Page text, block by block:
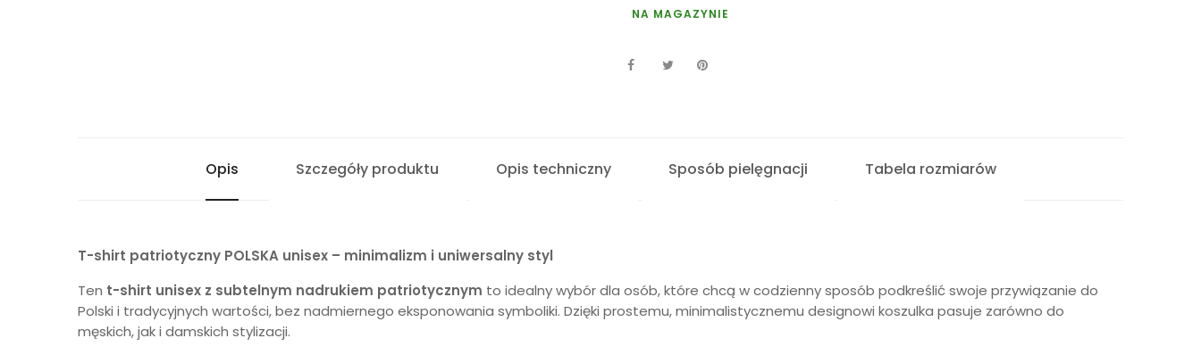
NA MAGAZYNIE
Opis Szczegóły produktu Opis techniczny Sposób pielęgnacji Tabela rozmiarów
T-shirt patriotyczny POLSKA unisex – minimalizm i uniwersalny styl
Ten t-shirt unisex z subtelnym nadrukiem patriotycznym to idealny wybór dla osób, które chcą w codzienny sposób podkreślić swoje przywiązanie do
Polski i tradycyjnych wartości, bez nadmiernego eksponowania symboliki. Dzięki prostemu, minimalistycznemu designowi koszulka pasuje zarówno do
męskich, jak i damskich stylizacji.